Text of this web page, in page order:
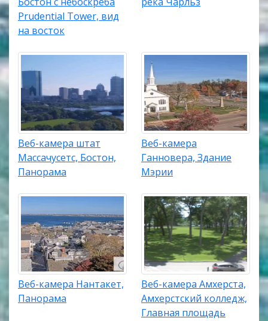
Prudential Tower, вид
на восток
Веб-камера штат
Массачусетс, Бостон,
Панорама
Веб-камера
Ганновера, Здание
Мэрии
Веб-камера Нантакет,
Панорама
Веб-камера Амхерста,
Амхерстский колледж,
Главная площадь